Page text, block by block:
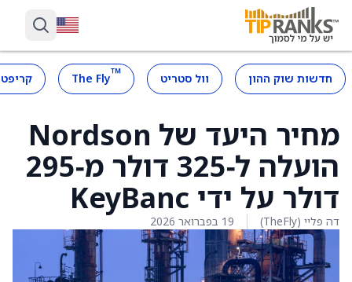
חדשות שוק ההון וול סטריט ™
The Fly
מחיר היעד של Nordson
הועלה ל‑325 דולר מ‑295
דולר על ידי KeyBanc
דה פליי (TheFly) 19 בפברואר 2026